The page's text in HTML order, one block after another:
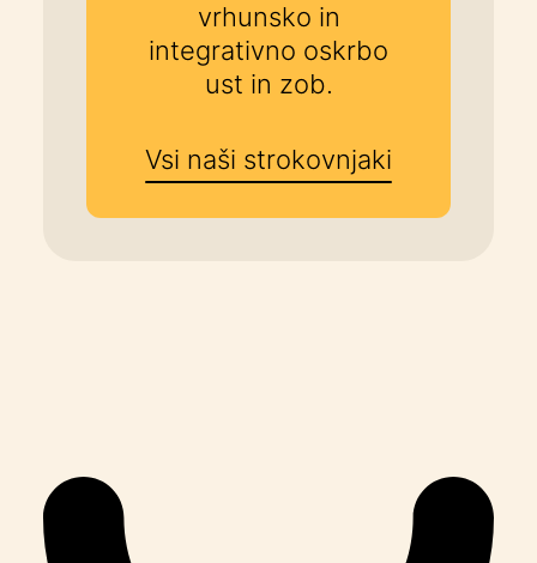
vrhunsko in
integrativno oskrbo
ust in zob.
Vsi naši strokovnjaki